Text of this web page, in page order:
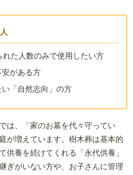
れた人数のみで使用したい方
がある方
「自然志向」の方
は、「家のお墓を代々守ってい
が増えています。樹木葬は基本的
供養を続けてくれる「永代供養」
ぎがいない方や、お子さんに管理